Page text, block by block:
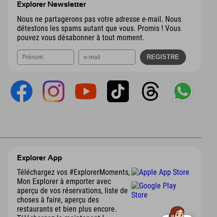
Explorer Newsletter
Nous ne partagerons pas votre adresse e-mail. Nous
détestons les spams autant que vous. Promis ! Vous
pouvez vous désabonner à tout moment.
Explorer App
Téléchargez vos #ExplorerMoments,
Mon Explorer à emporter avec
aperçu de vos réservations, liste de
choses à faire, aperçu des
restaurants et bien plus encore.